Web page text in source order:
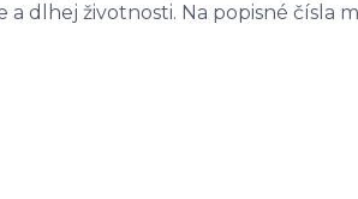
dlhej životnosti. Na popisné čísla